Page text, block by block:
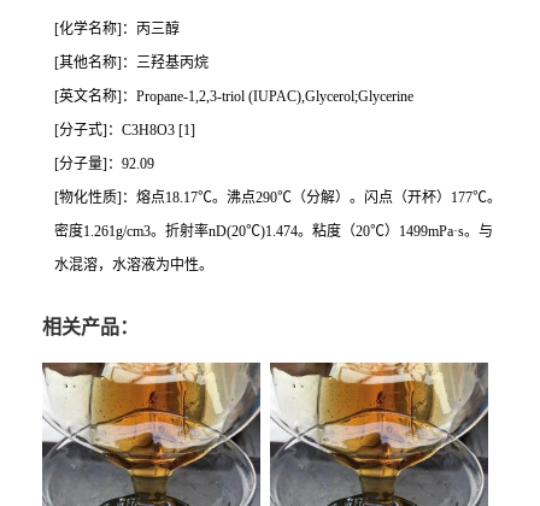
[化学名称]：丙三醇
[其他名称]：三羟基丙烷
[英文名称]：Propane-1,2,3-triol (IUPAC),Glycerol;Glycerine
[分子式]：C3H8O3 [1]
[分子量]：92.09
[物化性质]：熔点18.17℃。沸点290℃（分解）。闪点（开杯）177℃。
密度1.261g/cm3。折射率nD(20℃)1.474。粘度（20℃）1499mPa·s。与
水混溶，水溶液为中性。
相关产品：